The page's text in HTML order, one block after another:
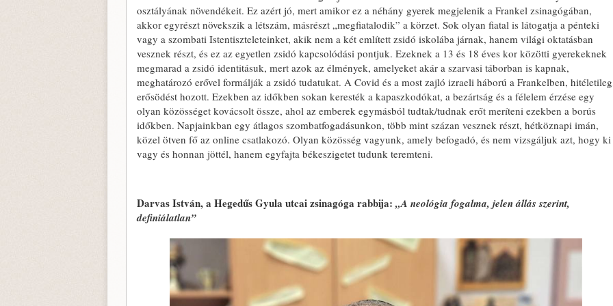
osztályának növendékeit. Ez azért jó, mert amikor ez a néhány gyerek megjelenik a Frankel zsinagógában,
akkor egyrészt növekszik a létszám, másrészt „megfiatalodik” a körzet. Sok olyan fiatal is látogatja a pénteki
vagy a szombati Istentiszteleteinket, akik nem a két említett zsidó iskolába járnak, hanem világi oktatásban
vesznek részt, és ez az egyetlen zsidó kapcsolódási pontjuk. Ezeknek a 13 és 18 éves kor közötti gyerekeknek
megmarad a zsidó identitásuk, mert azok az élmények, amelyeket akár a szarvasi táborban is kapnak,
meghatározó erővel formálják a zsidó tudatukat. A Covid és a most zajló izraeli háború a Frankelben,
erősödést hozott. Ezekben az időkben sokan keresték a kapaszkodókat, a bezártság és a félelem érzése egy
olyan közösséget kovácsolt össze, ahol az emberek egymásból tudtak/tudnak erőt meríteni ezekben a borús
időkben. Napjainkban egy átlagos szombatfogadásunkon, több mint százan vesznek részt, hétköznapi imán,
közel ötven fő az online csatlakozó. Olyan közösség vagyunk, amely befogadó, és nem vizsgáljuk azt, hogy ki
vagy és honnan jöttél, hanem egyfajta békeszigetet tudunk teremteni.
Darvas István, a Hegedűs Gyula utcai zsinagóga rabbija: „A neológia fogalma, jelen állás szerint,
definiálatlan”